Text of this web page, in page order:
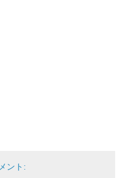
ント: